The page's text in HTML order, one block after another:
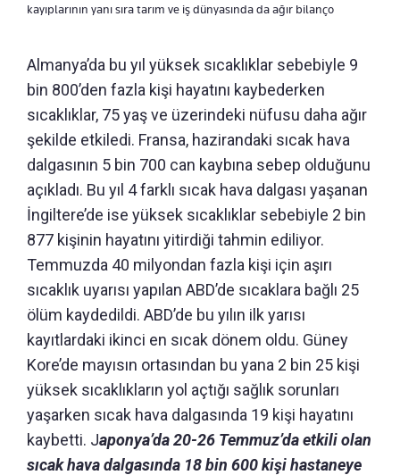
kayıplarının yanı sıra tarım ve iş dünyasında da ağır bilanço
Almanya’da bu yıl yüksek sıcaklıklar sebebiyle 9
bin 800’den fazla kişi hayatını kaybederken
sıcaklıklar, 75 yaş ve üzerindeki nüfusu daha ağır
şekilde etkiledi. Fransa, hazirandaki sıcak hava
dalgasının 5 bin 700 can kaybına sebep olduğunu
açıkladı. Bu yıl 4 farklı sıcak hava dalgası yaşanan
İngiltere’de ise yüksek sıcaklıklar sebebiyle 2 bin
877 kişinin hayatını yitirdiği tahmin ediliyor.
Temmuzda 40 milyondan fazla kişi için aşırı
sıcaklık uyarısı yapılan ABD’de sıcaklara bağlı 25
ölüm kaydedildi. ABD’de bu yılın ilk yarısı
kayıtlardaki ikinci en sıcak dönem oldu. Güney
Kore’de mayısın ortasından bu yana 2 bin 25 kişi
yüksek sıcaklıkların yol açtığı sağlık sorunları
yaşarken sıcak hava dalgasında 19 kişi hayatını
kaybetti. Japonya’da 20-26 Temmuz’da etkili olan
sıcak hava dalgasında 18 bin 600 kişi hastaneye